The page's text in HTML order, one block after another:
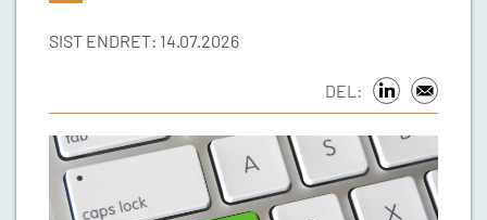
SIST ENDRET: 14.07.2026
DEL: